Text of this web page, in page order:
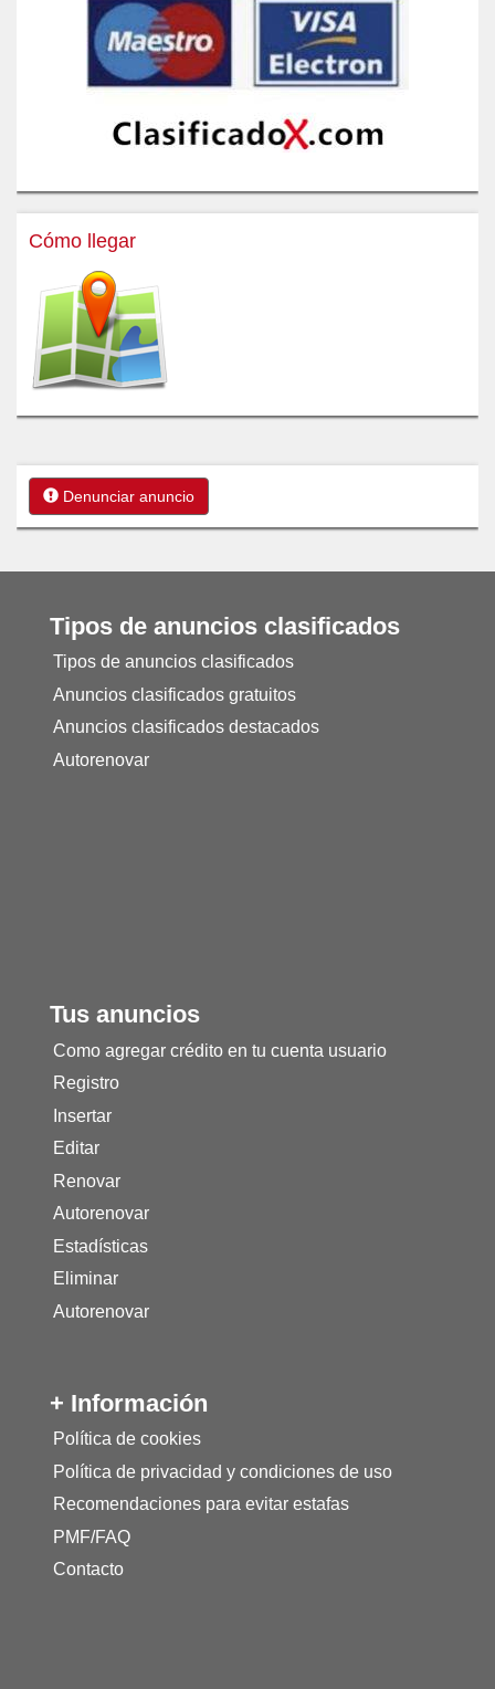
Cómo llegar
Denunciar anuncio
Tipos de anuncios clasificados
Tipos de anuncios clasificados
Anuncios clasificados gratuitos
Anuncios clasificados destacados
Autorenovar
Tus anuncios
Como agregar crédito en tu cuenta usuario
Registro
Insertar
Editar
Renovar
Autorenovar
Estadísticas
Eliminar
Autorenovar
+ Información
Política de cookies
Política de privacidad y condiciones de uso
Recomendaciones para evitar estafas
PMF/FAQ
Contacto